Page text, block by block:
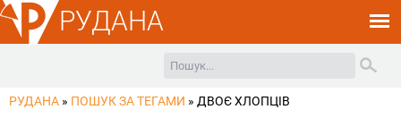
РУДАНА
РУДАНА » ПОШУК ЗА ТЕГАМИ » ДВОЄ ХЛОПЦІВ